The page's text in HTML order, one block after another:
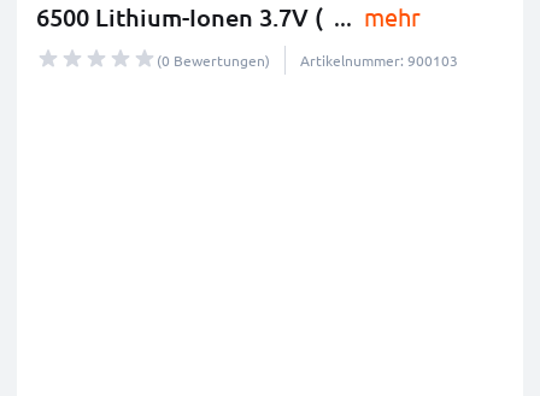
6500 Lithium-Ionen 3.7V ( ... mehr
(0 Bewertungen) Artikelnummer: 900103